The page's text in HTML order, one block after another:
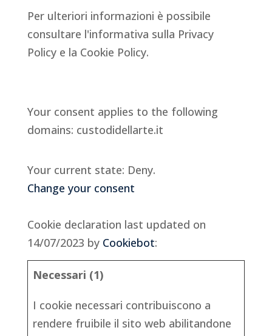
Per ulteriori informazioni è possibile
consultare l'informativa sulla Privacy
Policy e la Cookie Policy.
Your consent applies to the following
domains: custodidellarte.it
Your current state: Deny.
Change your consent
Cookie declaration last updated on
14/07/2023 by Cookiebot:
Necessari (1)
I cookie necessari contribuiscono a
rendere fruibile il sito web abilitandone